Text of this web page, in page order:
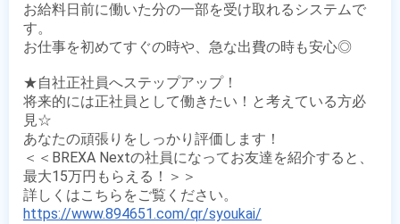
お給料日前に働いた分の一部を受け取れるシステムで
す。
お仕事を初めてすぐの時や、急な出費の時も安心◎
★自社正社員へステップアップ！
将来的には正社員として働きたい！と考えている方必
見☆
あなたの頑張りをしっかり評価します！
＜＜BREXA Nextの社員になってお友達を紹介すると、
最大15万円もらえる！＞＞
https://www.894651.com/qr/syoukai/